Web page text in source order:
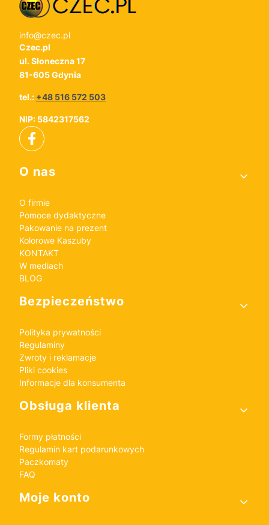
info@czec.pl
Czec.pl
ul. Słoneczna 17
81-605 Gdynia
tel.: +48 516 572 503
NIP: 5842317562
Linki w stopce
O nas
O firmie
Pomoce dydaktyczne
Pakowanie na prezent
Kolorowe Kaszuby
KONTAKT
W mediach
BLOG
Bezpieczeństwo
Polityka prywatności
Regulaminy
Zwroty i reklamacje
Pliki cookies
Informacje dla konsumenta
Obsługa klienta
Formy płatności
Regulamin kart podarunkowych
Paczkomaty
FAQ
Moje konto